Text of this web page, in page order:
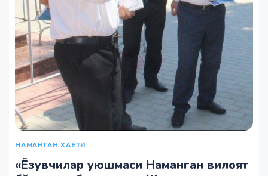
НАМАНГАН ХАЁТИ
«Ёзувчилар уюшмаси Наманган вилоят